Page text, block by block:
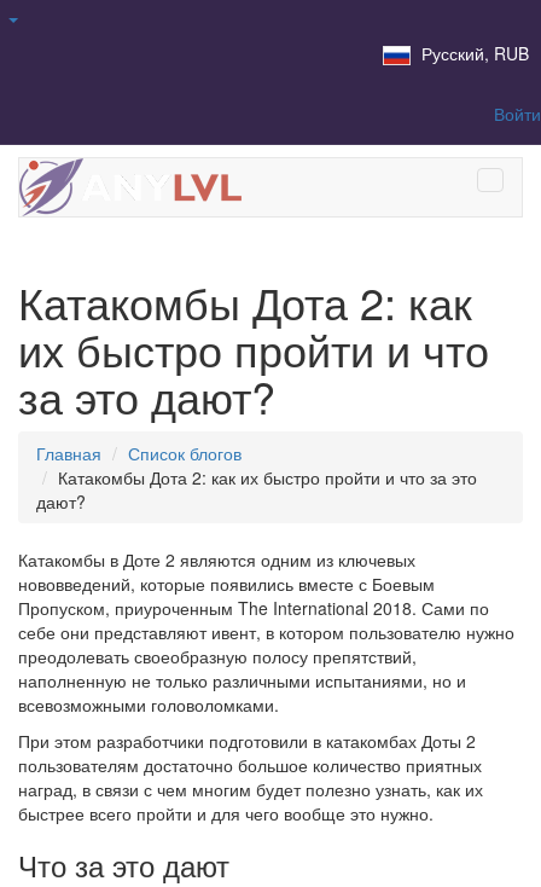
Русский, RUB
Войти
Катакомбы Дота 2: как
их быстро пройти и что
за это дают?
Главная
Список блогов
Катакомбы Дота 2: как их быстро пройти и что за это
дают?
Катакомбы в Доте 2 являются одним из ключевых
нововведений, которые появились вместе с Боевым
Пропуском, приуроченным The International 2018. Сами по
себе они представляют ивент, в котором пользователю нужно
преодолевать своеобразную полосу препятствий,
наполненную не только различными испытаниями, но и
всевозможными головоломками.
При этом разработчики подготовили в катакомбах Доты 2
пользователям достаточно большое количество приятных
наград, в связи с чем многим будет полезно узнать, как их
быстрее всего пройти и для чего вообще это нужно.
Что за это дают